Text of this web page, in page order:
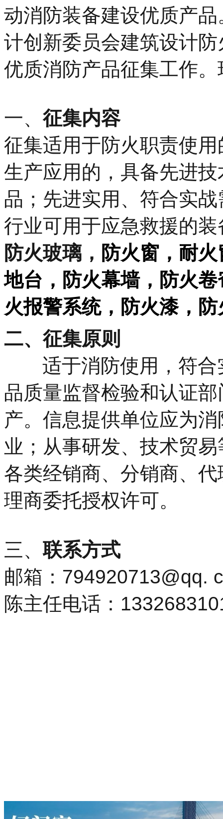
动消防装备建设优质产
计创新委员会建筑设计
优质消防产品征集工作
一、征集内容
征集适用于防火职责使
生产应用的，具备先进
品；先进实用、符合实
行业可用于应急救援的
防火玻璃， 防火窗， 耐火
地台， 防火幕墙， 防火
火报警系统， 防火漆，
二、征集原则
适于消防使用，符合
品质量监督检验和认证
产。信息提供单位应为
业；从事研发、技术贸
各类经销商、分销商、
理商委托授权许可。
三、联系方式
邮箱：794920713@qq.
陈主任电话：